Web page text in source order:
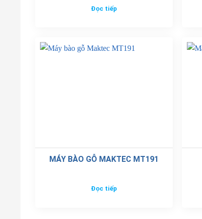
Đọc tiếp
MÁY BÀO GỖ MAKTEC MT191
Đọc tiếp